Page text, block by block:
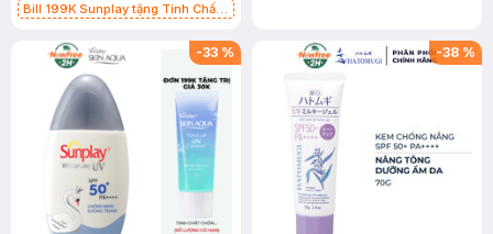
Bill 199K Sunplay tặng Tinh Chất
-33 % -38 %